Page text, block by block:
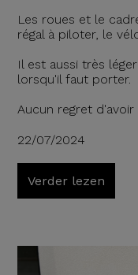
Les roues et le
régal à piloter, le
Il est aussi très
lorsqu'il faut porter.
Aucun regret
22/07/2024
Verder lezen